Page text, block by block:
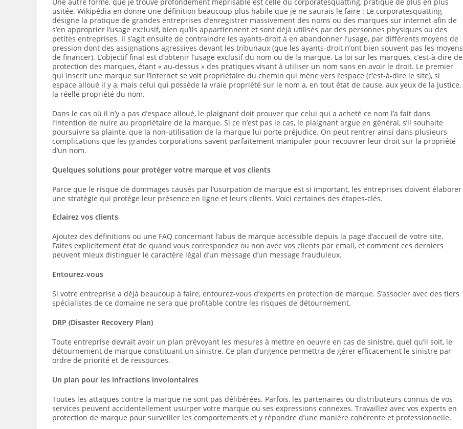
usitée. Wikipédia en donne une définition beaucoup plus habile que je ne saurais le faire : Le corporatesquatting
désigne la pratique de grandes entreprises d’enregistrer massivement des noms ou des marques sur internet afin de
s’en approprier l’usage exclusif, bien qu’ils appartiennent et sont déjà utilisés par des personnes physiques ou des
petites entreprises. Il s’agit ensuite de contraindre les ayants-droit à en abandonner l’usage, par différents moyens de
pression dont des assignations agressives devant les tribunaux (que les ayants-droit n’ont bien souvent pas les moyens
de financer). L’objectif final est d’obtenir l’usage exclusif du nom ou de la marque. La loi sur les marques, c’est-à-dire de
protection des marques, étant « au-dessus » des pratiques visant à utiliser un nom sans en avoir le droit. Le premier
qui inscrit une marque sur l’internet se voit propriétaire du chemin qui mène vers l’espace (c’est-à-dire le site), si
espace alloué il y a, mais celui qui possède la vraie propriété sur le nom a, en tout état de cause, aux yeux de la justice,
la réelle propriété du nom.
Dans le cas où il n’y a pas d’espace alloué, le plaignant doit prouver que celui qui a acheté ce nom l’a fait dans
l’intention de nuire au propriétaire de la marque. Si ce n’est pas le cas, le plaignant argue en général, s’il souhaite
poursuivre sa plainte, que la non-utilisation de la marque lui porte préjudice. On peut rentrer ainsi dans plusieurs
complications que les grandes corporations savent parfaitement manipuler pour recouvrer leur droit sur la propriété
d’un nom.
Quelques solutions pour protéger votre marque et vos clients
Parce que le risque de dommages causés par l’usurpation de marque est si important, les entreprises doivent élaborer
une stratégie qui protège leur présence en ligne et leurs clients. Voici certaines des étapes-clés.
Eclairez vos clients
Ajoutez des définitions ou une FAQ concernant l’abus de marque accessible depuis la page d’accueil de votre site.
Faites explicitement état de quand vous correspondez ou non avec vos clients par email, et comment ces derniers
peuvent mieux distinguer le caractère légal d’un message d’un message frauduleux.
Entourez-vous
Si votre entreprise a déjà beaucoup à faire, entourez-vous d’experts en protection de marque. S’associer avec des tiers
spécialistes de ce domaine ne sera que profitable contre les risques de détournement.
DRP (Disaster Recovery Plan)
Toute entreprise devrait avoir un plan prévoyant les mesures à mettre en oeuvre en cas de sinistre, quel qu’il soit, le
détournement de marque constituant un sinistre. Ce plan d’urgence permettra de gérer efficacement le sinistre par
ordre de priorité et de ressources.
Un plan pour les infractions involontaires
Toutes les attaques contre la marque ne sont pas délibérées. Parfois, les partenaires ou distributeurs connus de vos
services peuvent accidentellement usurper votre marque ou ses expressions connexes. Travaillez avec vos experts en
protection de marque pour surveiller les comportements et y répondre d’une manière cohérente et professionnelle.